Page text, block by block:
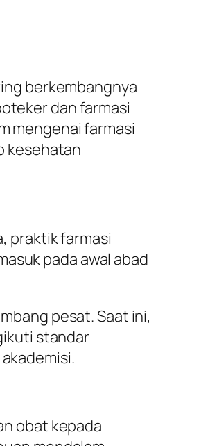
berkembangnya
dan farmasi
mengenai farmasi
kesehatan
praktik farmasi
pada awal abad
pesat. Saat ini,
standar
obat kepada